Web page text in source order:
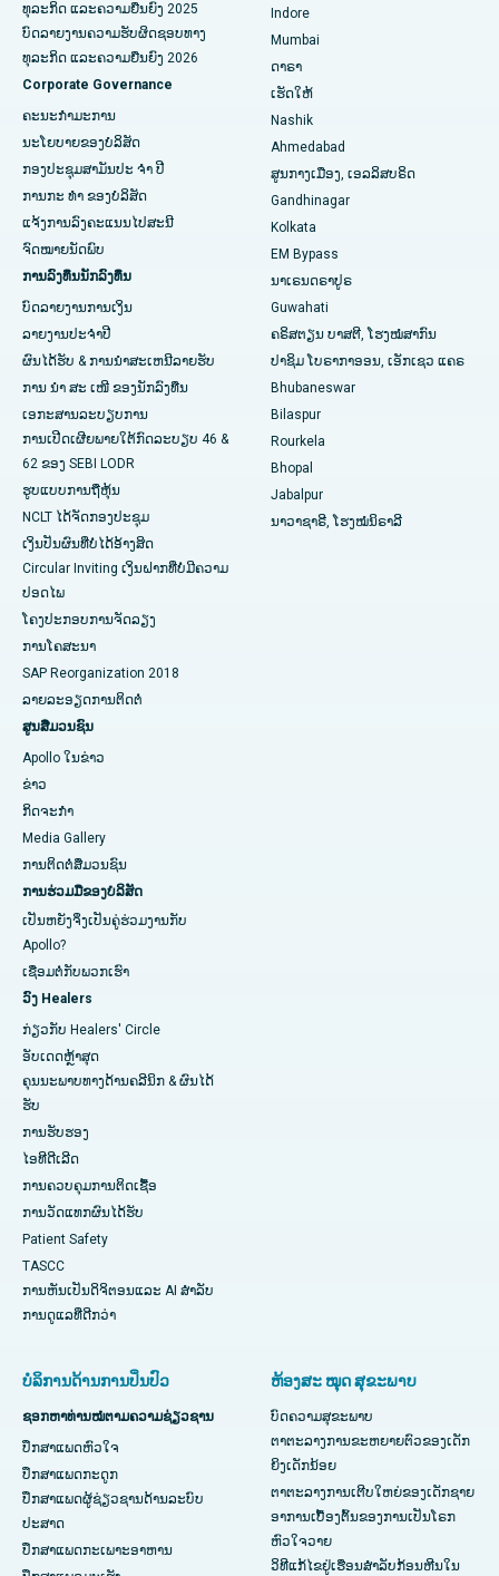
ໂຮງຫມໍທີ່ດີທີ່ສຸດໃນ Subhash Nagar Road, Karimnagar
ໂຮງຫມໍທີ່ດີທີ່ສຸດໃນ Managari, Karaikudi
ໂຮງໝໍທີ່ດີທີ່ສຸດໃນ Arepally, Warangal
ໂຮງໝໍທີ່ດີທີ່ສຸດໃນ Arera Colony, Bhopal
ໂຮງຫມໍທີ່ດີທີ່ສຸດໃນ Jayanagar, Bangalore
ໂຮງໝໍທີ່ດີທີ່ສຸດໃນ KK Nagar, Madurai
ໂຮງຫມໍທີ່ດີທີ່ສຸດໃນ Sector-19, Rourkela
ໂຮງໝໍທີ່ດີທີ່ສຸດໃນ Swargate, Pune
ໂຮງໝໍມະເຮັງແມ່ຍິງທີ່ດີທີ່ສຸດໃນພາກໃຕ້ຂອງເດລີ
ທຸລະກິດ ແລະຄວາມຍືນຍົງ 2025
ບົດລາຍງານຄວາມຮັບຜິດຊອບທາງ
ທຸລະກິດ ແລະຄວາມຍືນຍົງ 2026
Corporate Governance
ຄະນະກໍາມະການ
ນະໂຍບາຍຂອງບໍລິສັດ
ກອງປະຊຸມສາມັນປະ ຈຳ ປີ
ການກະ ທຳ ຂອງບໍລິສັດ
ແຈ້ງການລົງຄະແນນໄປສະນີ
ຈົດໝາຍນັດພົບ
ການລົງທຶນນັກລົງທຶນ
ບົດລາຍງານການເງິນ
ລາຍງານປະຈໍາປີ
ຜົນໄດ້ຮັບ & ການນໍາສະເຫນີລາຍຮັບ
ການ ນຳ ສະ ເໜີ ຂອງນັກລົງທືນ
ເອກະສານລະບຽບການ
ການເປີດເຜີຍພາຍໃຕ້ກົດລະບຽບ 46 &
62 ຂອງ SEBI LODR
ຮູບແບບການຖືຫຸ້ນ
NCLT ໄດ້​ຈັດ​ກອງ​ປະ​ຊຸມ​
ເງິນປັນຜົນທີ່ບໍ່ໄດ້ອ້າງສິດ
Circular Inviting ເງິນຝາກທີ່ບໍ່ມີຄວາມ
ປອດໄພ
ໂຄງປະກອບການຈັດລຽງ
ການໂຄສະນາ
SAP Reorganization 2018
ລາຍລະອຽດການຕິດຕໍ່
ສູນສື່ມວນຊົນ
Apollo ໃນຂ່າວ
ຂ່າວ
ກິດຈະກໍາ
Media Gallery
ການ​ຕິດ​ຕໍ່​ສື່​ມວນ​ຊົນ​
ການຮ່ວມມືຂອງບໍລິສັດ
ເປັນຫຍັງຈິ່ງເປັນຄູ່ຮ່ວມງານກັບ
Apollo?
ເຊື່ອມຕໍ່ກັບພວກເຮົາ
ວົງ Healers
ກ່ຽວກັບ Healers' Circle
ອັບເດດຫຼ້າສຸດ
ຄຸນນະພາບທາງດ້ານຄລີນິກ & ຜົນໄດ້
ຮັບ
ການຮັບຮອງ
ໄອທີດີເລີດ
ການ​ຄວບ​ຄຸມ​ການ​ຕິດ​ເຊື້ອ​
ການວັດແທກຜົນໄດ້ຮັບ
Patient Safety
TASCC
ການຫັນເປັນດິຈິຕອນແລະ AI ສໍາລັບ
ການດູແລທີ່ດີກວ່າ
Indore
Mumbai
ດາຣາ
ເຮັດໃຫ້
Nashik
Ahmedabad
ສູນກາງເມືອງ, ເອລລິສບຣິດ
Gandhinagar
Kolkata
EM Bypass
ນາເຣນດຣາປູຣ
Guwahati
ຄຣິສຕຽນ ບາສຕີ, ໂຮງໝໍສາກົນ
ປາຊິມ ໂບຣາກາອອນ, ເອັກເຊວ ແຄຣ
Bhubaneswar
Bilaspur
Rourkela
Bhopal
Jabalpur
ນາວາຊາຣີ, ໂຮງໝໍນິຣາລີ
ບໍລິການດ້ານການປິ່ນປົວ
ຊອກຫາທ່ານໝໍຕາມຄວາມຊ່ຽວຊານ
ປຶກສາແພດຫົວໃຈ
ປຶກສາແພດກະດູກ
ປຶກສາແພດຜູ້ຊ່ຽວຊານດ້ານລະບົບ
ປະສາດ
ປຶກສາແພດກະເພາະອາຫານ
ຫ້ອງສະ ໝຸດ ສຸຂະພາບ
ບົດຄວາມສຸຂະພາບ
ຕາຕະລາງການຂະຫຍາຍຕົວຂອງເດັກ
ຍິງເດັກນ້ອຍ
ຕາຕະລາງການເຕີບໃຫຍ່ຂອງເດັກຊາຍ
ອາການເບື້ອງຕົ້ນຂອງການເປັນໂຣກ
ຫົວໃຈວາຍ
ວິທີແກ້ໄຂຢູ່ເຮືອນສຳລັບກ້ອນຫີນໃນ